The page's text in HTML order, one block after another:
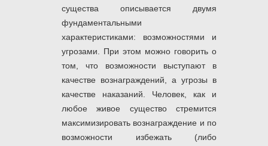
существа описывается двумя
фундаментальными
характеристиками: возможностями и
угрозами. При этом можно говорить о
том, что возможности выступают в
качестве вознаграждений, а угрозы в
качестве наказаний. Человек, как и
любое живое существо стремится
максимизировать вознаграждение и по
возможности избежать (либо